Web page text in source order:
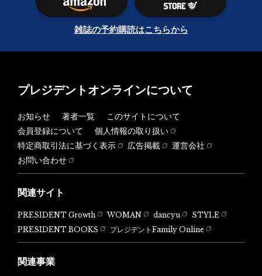
雑誌の予約購読はこちらから
プレジデントオンラインについて
お知らせ 著者一覧
このサイトについて
会員登録について
個人情報の取り扱い
特定商取引法に基づく表示
広告掲載
運営会社
お問い合わせ
関連サイト
PRESIDENT Growth WOMAN dancyu
STYLE
PRESIDENT BOOKS
プレジデントFamily Online
関連事業